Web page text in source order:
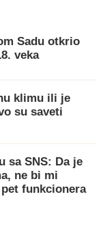
Sadu otkrio
veka
klimu ili je
su saveti
sa SNS: Da je
ne bi mi
funkcionera